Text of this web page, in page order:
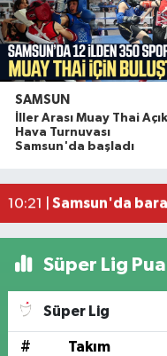
SAMSUN
İller Arası Muay Thai Açık
Hava Turnuvası
Samsun'da başladı
13:02 |Samsun'da
11:53 |Samsun'da
Samsunspor'da
10:21 | Samsun'da
Süper Lig
Süper Lig
# Takım